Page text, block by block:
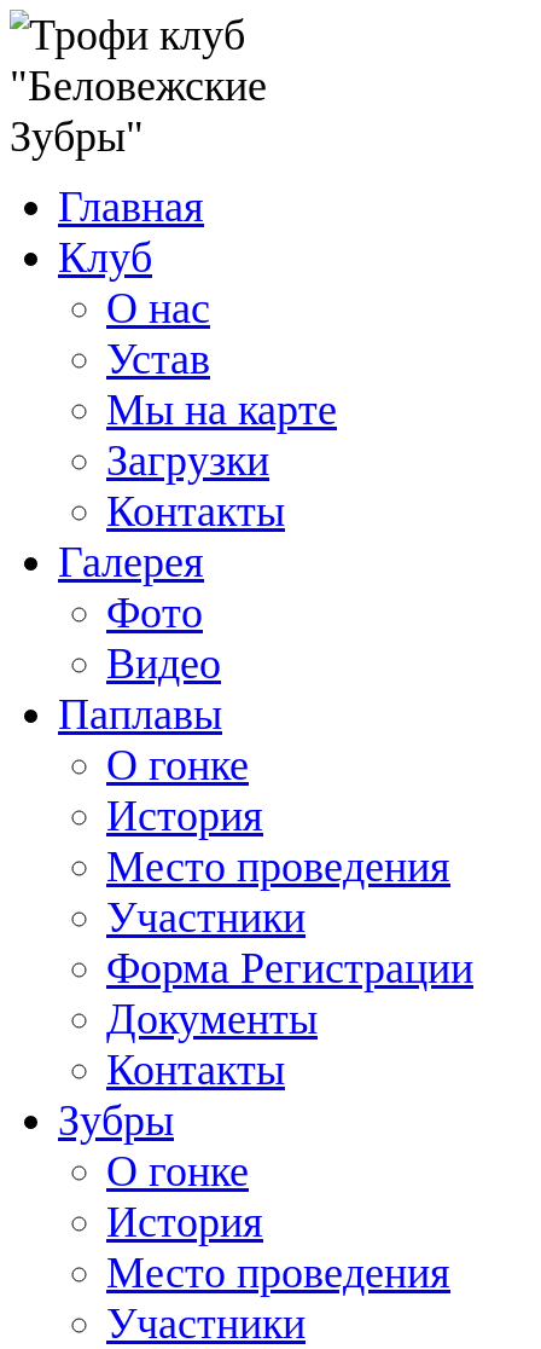
Главная
Клуб
О нас
Устав
Мы на карте
Загрузки
Контакты
Галерея
Фото
Видео
Паплавы
О гонке
История
Место проведения
Участники
Форма Регистрации
Документы
Контакты
Зубры
О гонке
История
Место проведения
Участники